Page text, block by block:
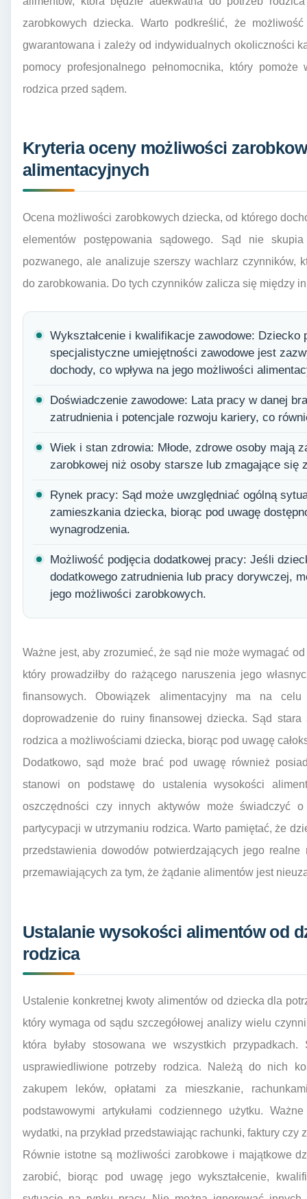
zarobkowych dziecka. Warto podkreślić, że
gwarantowana i zależy od indywidualnych okoliczności
pomocy profesjonalnego pełnomocnika, który
rodzica przed sądem.
Kryteria oceny możliwości
alimentacyjnych
Ocena możliwości zarobkowych dziecka, od którego
elementów postępowania sądowego. Sąd nie
pozwanego, ale analizuje szerszy wachlarz czynników,
do zarobkowania. Do tych czynników zalicza się między
Wykształcenie i kwalifikacje zawodowe: Dziecko
specjalistyczne umiejętności zawodowe jest
dochody, co wpływa na jego możliwości
Doświadczenie zawodowe: Lata pracy w danej
zatrudnienia i potencjale rozwoju kariery, co
Wiek i stan zdrowia: Młode, zdrowe osoby mają
zarobkowej niż osoby starsze lub zmagające się
Rynek pracy: Sąd może uwzględniać ogólną
zamieszkania dziecka, biorąc pod uwagę
wynagrodzenia.
Możliwość podjęcia dodatkowej pracy: Jeśli
dodatkowego zatrudnienia lub pracy dorywczej,
jego możliwości zarobkowych.
Ważne jest, aby zrozumieć, że sąd nie może wymagać
który prowadziłby do rażącego naruszenia jego
finansowych. Obowiązek alimentacyjny ma na
doprowadzenie do ruiny finansowej dziecka. Sąd
rodzica a możliwościami dziecka, biorąc pod uwagę
Dodatkowo, sąd może brać pod uwagę również
stanowi on podstawę do ustalenia wysokości
oszczędności czy innych aktywów może świadczyć
partycypacji w utrzymaniu rodzica. Warto pamiętać, że
przedstawienia dowodów potwierdzających jego
przemawiających za tym, że żądanie alimentów jest
Ustalanie wysokości alimentów od
rodzica
Ustalenie konkretnej kwoty alimentów od dziecka dla
który wymaga od sądu szczegółowej analizy wielu
która byłaby stosowana we wszystkich
usprawiedliwione potrzeby rodzica. Należą do nich
zakupem leków, opłatami za mieszkanie,
podstawowymi artykułami codziennego użytku.
wydatki, na przykład przedstawiając rachunki, faktury czy
Równie istotne są możliwości zarobkowe i majątkowe
zarobić, biorąc pod uwagę jego wykształcenie,